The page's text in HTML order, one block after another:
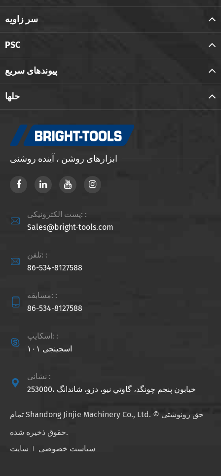
سر زاویه
PSC
پیوندهای سریع
حلها
ابزارهای روشن ، آینده روشنی

پست الکترونیکی: :
Sales@bright-tools.com

تلفن: :
86-534-8127588

مسابقه: :
86-534-8127588

اسکایپ: :
اسجینجی ۱۰۱

نشانی :
253000، خيابون پنجم چونگد، گاوتي نيو، دزو، شاندانگ
حق رونوشتی © Shandong Jinjie Machinery Co., Ltd. تمام
حقوق ذخیره شده.
سایت
سیاست خصوصی